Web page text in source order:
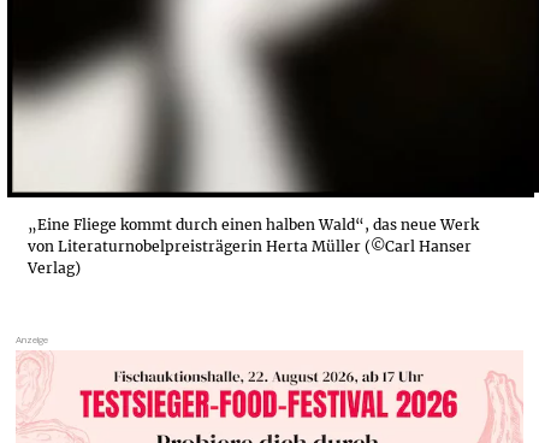
„Eine Fliege kommt durch einen halben Wald“, das neue Werk
von Literaturnobelpreisträgerin Herta Müller (©Carl Hanser
Verlag)